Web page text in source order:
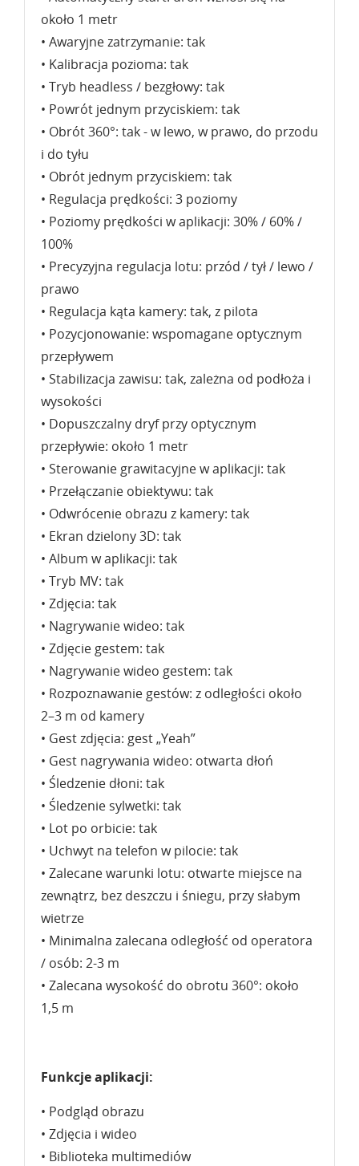
około 1 metr
• Awaryjne zatrzymanie: tak
• Kalibracja pozioma: tak
• Tryb headless / bezgłowy: tak
• Powrót jednym przyciskiem: tak
• Obrót 360°: tak - w lewo, w prawo, do przodu
i do tyłu
• Obrót jednym przyciskiem: tak
• Regulacja prędkości: 3 poziomy
• Poziomy prędkości w aplikacji: 30% / 60% /
100%
• Precyzyjna regulacja lotu: przód / tył / lewo /
prawo
• Regulacja kąta kamery: tak, z pilota
• Pozycjonowanie: wspomagane optycznym
przepływem
• Stabilizacja zawisu: tak, zależna od podłoża i
wysokości
• Dopuszczalny dryf przy optycznym
przepływie: około 1 metr
• Sterowanie grawitacyjne w aplikacji: tak
• Przełączanie obiektywu: tak
• Odwrócenie obrazu z kamery: tak
• Ekran dzielony 3D: tak
• Album w aplikacji: tak
• Tryb MV: tak
• Zdjęcia: tak
• Nagrywanie wideo: tak
• Zdjęcie gestem: tak
• Nagrywanie wideo gestem: tak
• Rozpoznawanie gestów: z odległości około
2–3 m od kamery
• Gest zdjęcia: gest „Yeah”
• Gest nagrywania wideo: otwarta dłoń
• Śledzenie dłoni: tak
• Śledzenie sylwetki: tak
• Lot po orbicie: tak
• Uchwyt na telefon w pilocie: tak
• Zalecane warunki lotu: otwarte miejsce na
zewnątrz, bez deszczu i śniegu, przy słabym
wietrze
• Minimalna zalecana odległość od operatora
/ osób: 2-3 m
• Zalecana wysokość do obrotu 360°: około
1,5 m
Funkcje aplikacji:
• Podgląd obrazu
• Zdjęcia i wideo
• Biblioteka multimediów